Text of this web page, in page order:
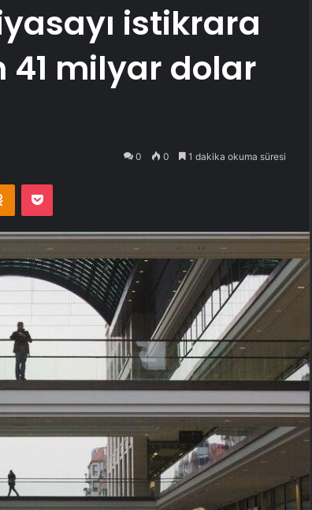
istikrara
milyar dolar
0 0 1 dakika okuma süresi
Odnoklassniki
Pocket